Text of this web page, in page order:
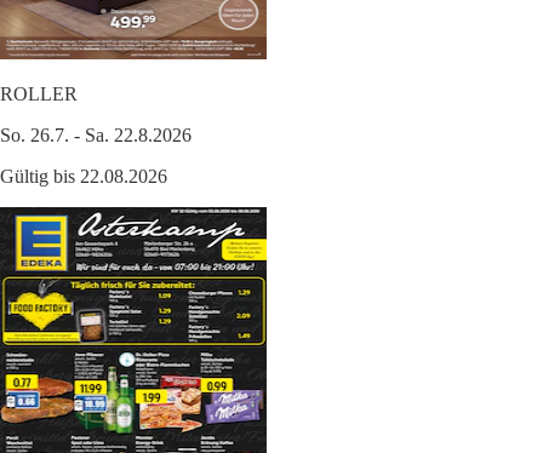
ROLLER
So. 26.7. - Sa. 22.8.2026
Gültig bis 22.08.2026